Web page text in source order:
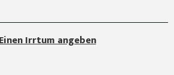
Irrtum angeben